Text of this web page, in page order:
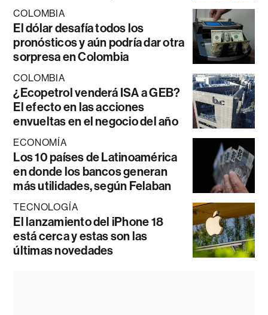
COLOMBIA
El dólar desafía todos los
pronósticos y aún podría dar otra
sorpresa en Colombia
COLOMBIA
¿Ecopetrol venderá ISA a GEB?
El efecto en las acciones
envueltas en el negocio del año
ECONOMÍA
Los 10 países de Latinoamérica
en donde los bancos generan
más utilidades, según Felaban
TECNOLOGÍA
El lanzamiento del iPhone 18
está cerca y estas son las
últimas novedades